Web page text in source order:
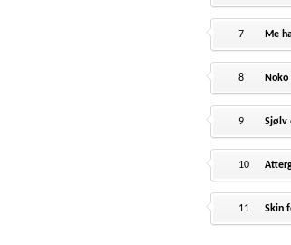
7 Me
8
9 Sjølv
10
11 Skin